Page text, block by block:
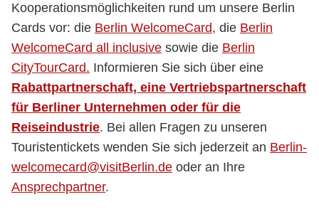
Kooperationsmöglichkeiten rund um unsere Berlin
Cards vor: die Berlin WelcomeCard, die Berlin
WelcomeCard all inclusive sowie die Berlin
CityTourCard. Informieren Sie sich über eine
Rabattpartnerschaft, eine Vertriebspartnerschaft
für Berliner Unternehmen oder für die
Reiseindustrie. Bei allen Fragen zu unseren
Touristentickets wenden Sie sich jederzeit an Berlin-
welcomecard@visitBerlin.de oder an Ihre
Ansprechpartner.